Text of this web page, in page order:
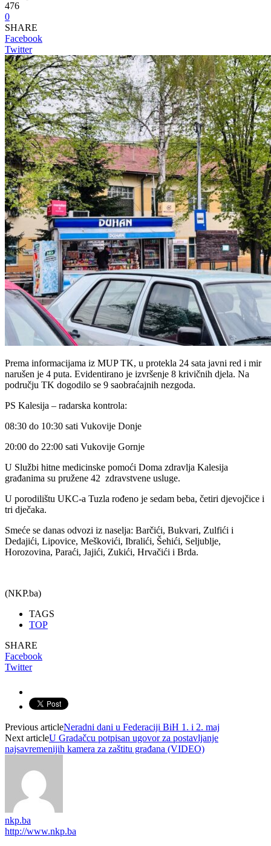
476
0
SHARE
Facebook
Twitter
Prema informacijama iz MUP TK, u protekla 24 sata javni red i mir
narušen je 4 puta. Evidentirano je izvršenje 8 krivičnih djela. Na
području TK dogodilo se 9 saobraćajnih nezgoda.
PS Kalesija – radarska kontrola:
08:30 do 10:30 sati Vukovije Donje
20:00 do 22:00 sati Vukovije Gornje
U Službi hitne medicinske pomoći Doma zdravlja Kalesija
građanima su pružene 42 zdravstvene usluge.
U porodilištu UKC-a Tuzla rođeno je sedam beba, četiri djevojčice i
tri dječaka.
Smeće se danas odvozi iz naselja: Barčići, Bukvari, Zulfići i
Dedajići, Lipovice, Meškovići, Ibralići, Šehići, Seljublje,
Horozovina, Paraći, Jajići, Zukići, Hrvačići i Brda.
(NKP.ba)
TAGS
TOP
SHARE
Facebook
Twitter
Previous articleNeradni dani u Federaciji BiH 1. i 2. maj
Next articleU Gradačcu potpisan ugovor za postavljanje
najsavremenijih kamera za zaštitu građana (VIDEO)
nkp.ba
http://www.nkp.ba